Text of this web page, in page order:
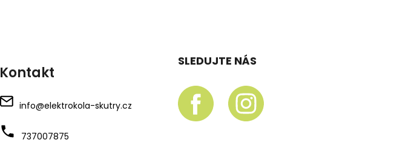
Kontakt
info@elektrokola-skutry.cz
737007875
SLEDUJTE NÁS